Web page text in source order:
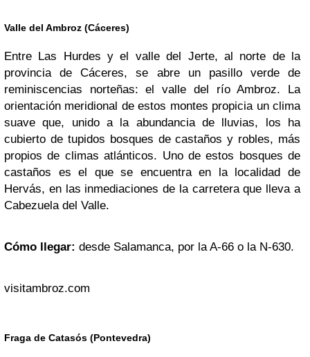
Valle del Ambroz (Cáceres)
Entre Las Hurdes y el valle del Jerte, al norte de la
provincia de Cáceres, se abre un pasillo verde de
reminiscencias norteñas: el valle del río Ambroz. La
orientación meridional de estos montes propicia un clima
suave que, unido a la abundancia de lluvias, los ha
cubierto de tupidos bosques de castaños y robles, más
propios de climas atlánticos. Uno de estos bosques de
castaños es el que se encuentra en la localidad de
Hervás, en las inmediaciones de la carretera que lleva a
Cabezuela del Valle.
Cómo llegar: desde Salamanca, por la A-66 o la N-630.
visitambroz.com
Fraga de Catasós (Pontevedra)